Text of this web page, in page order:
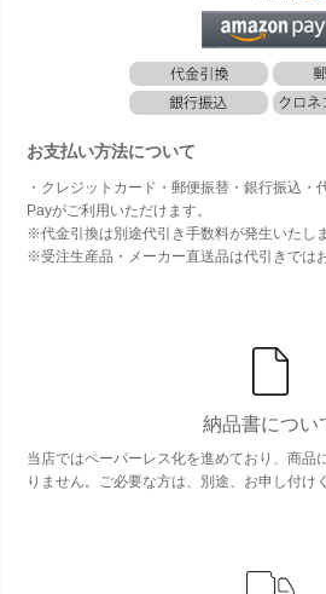
お支払い方法について
・クレジットカード・郵便振替・銀行振込・
Payがご利用いただけます。
※代金引換は別途代引き手数料が発生いたしま
※受注生産品・メーカー直送品は代引きでは
納品書につい
当店ではペーパーレス化を進めており、商品
りません。ご必要な方は、別途、お申し付け